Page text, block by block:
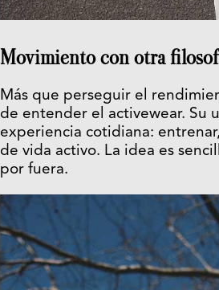
Movimiento con otra
Más que perseguir el
de entender el activewear. Su
experiencia cotidiana:
de vida activo. La idea es
por fuera.